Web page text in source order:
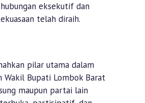
eksekutif dan
telah diraih.
pilar utama dalam
Wakil Bupati Lombok Barat
maupun partai lain